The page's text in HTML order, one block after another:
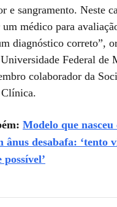
e sangramento. Neste
médico para
diagnóstico correto”,
Federal de
colaborador da
Modelo que nasceu
ânus desabafa: ‘tento